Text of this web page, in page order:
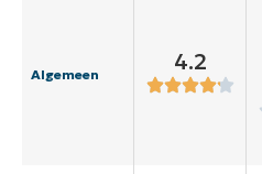
Algemeen 4.2